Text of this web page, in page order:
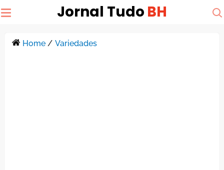
Jornal Tudo BH
Home/ Variedades